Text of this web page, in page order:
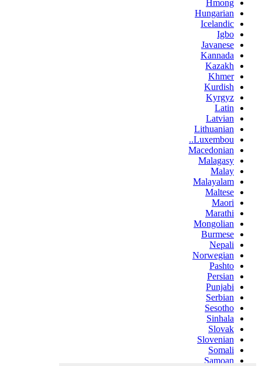
Hmong
Hungarian
Icelandic
Igbo
Javanese
Kannada
Kazakh
Khmer
Kurdish
Kyrgyz
Latin
Latvian
Lithuanian
Luxembou..
Macedonian
Malagasy
Malay
Malayalam
Maltese
Maori
Marathi
Mongolian
Burmese
Nepali
Norwegian
Pashto
Persian
Punjabi
Serbian
Sesotho
Sinhala
Slovak
Slovenian
Somali
Samoan